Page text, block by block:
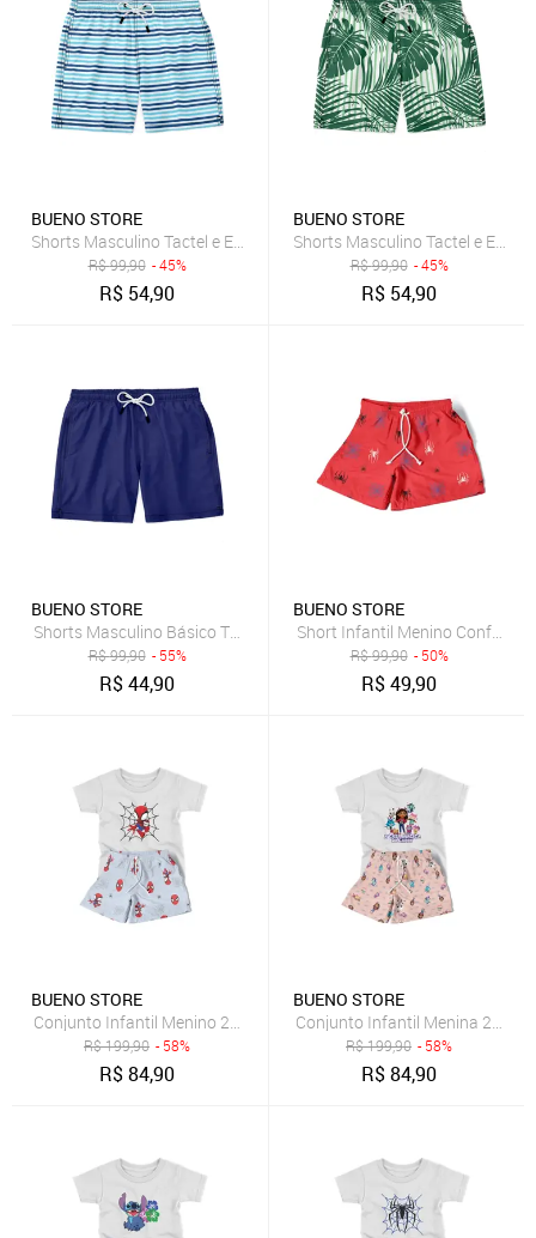
BUENO STORE
Shorts Masculino Tactel e Elastano Estampado Leve c/ Elástico e
R$99,90 - 45%
R$ 54,90
BUENO STORE
Shorts Masculino Tactel e
R$99,90 - 45%
R$ 54,90
BUENO STORE
Shorts Masculino Básico Tactel e Elastano Leve c/ Elástico e
R$99,90 - 55%
R$44,90
BUENO STORE
Short Infantil Menino Conforto
R$99,90 - 50%
R$49,90
BUENO STORE
Conjunto Infantil Menino 2pçs Camiseta Manga Curta e Shorts
R$199,90 - 58%
R$84,90
BUENO STORE
Conjunto Infantil Menina 2pçs
R$199,90 - 58%
R$84,90